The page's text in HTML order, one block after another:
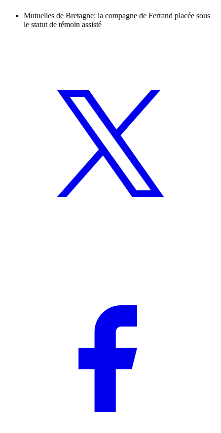
Mutuelles de Bretagne: la compagne de Ferrand placée sous
le statut de témoin assisté